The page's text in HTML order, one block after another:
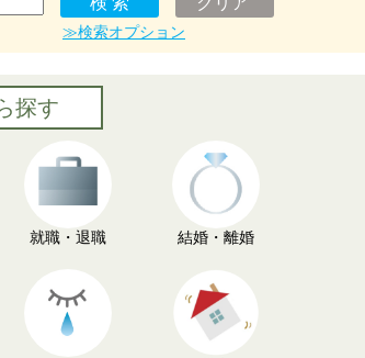
≫検索オプション
探す
就職・退職 結婚・離婚